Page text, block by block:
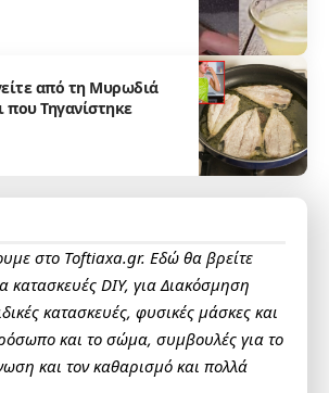
από τη Μυρωδιά
που Τηγανίστηκε
στο Toftiaxa.gr. Εδώ θα βρείτε
κατασκευές DIY, για Διακόσμηση
κατασκευές, φυσικές μάσκες και
και το σώμα, συμβουλές για το
και τον καθαρισμό και πολλά